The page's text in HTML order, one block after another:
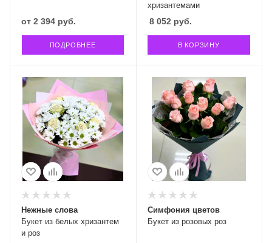
от 2 394 руб.
ПОДРОБНЕЕ
хризантемами
8 052 руб.
В КОРЗИНУ
Букет из белых хризантем
и роз
Нежные слова
Букет из розовых роз
Симфония цветов